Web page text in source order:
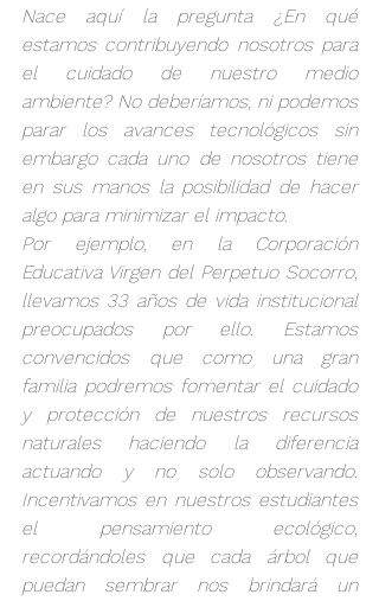
Nace aquí la pregunta ¿En qué
estamos contribuyendo nosotros para
el cuidado de nuestro medio
ambiente? No deberíamos, ni podemos
parar los avances tecnológicos sin
embargo cada uno de nosotros tiene
en sus manos la posibilidad de hacer
algo para minimizar el impacto.
Por ejemplo, en la Corporación
Educativa Virgen del Perpetuo Socorro,
llevamos 33 años de vida institucional
preocupados por ello. Estamos
convencidos que como una gran
familia podremos fomentar el cuidado
y protección de nuestros recursos
naturales haciendo la diferencia
actuando y no solo observando.
Incentivamos en nuestros estudiantes
el pensamiento ecológico,
recordándoles que cada árbol que
puedan sembrar nos brindará un